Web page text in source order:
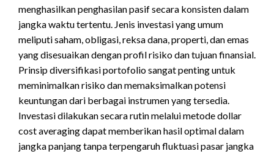
menghasilkan penghasilan pasif secara konsisten dalam
jangka waktu tertentu. Jenis investasi yang umum
meliputi saham, obligasi, reksa dana, properti, dan emas
yang disesuaikan dengan profil risiko dan tujuan finansial.
Prinsip diversifikasi portofolio sangat penting untuk
meminimalkan risiko dan memaksimalkan potensi
keuntungan dari berbagai instrumen yang tersedia.
Investasi dilakukan secara rutin melalui metode dollar
cost averaging dapat memberikan hasil optimal dalam
jangka panjang tanpa terpengaruh fluktuasi pasar jangka